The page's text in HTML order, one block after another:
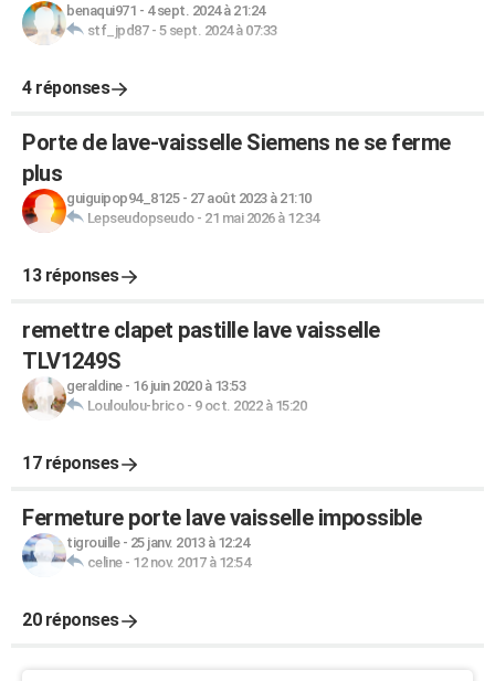
benaqui971 - 4 sept. 2024 à 21:24
stf_jpd87- 5 sept. 2024 à 07:33
4 réponses
Porte de lave-vaisselle Siemens ne se ferme
plus
guiguipop94_8125- 27 août 2023 à 21:10
Lepseudopseudo- 21 mai 2026 à 12:34
13 réponses
remettre clapet pastille lave vaisselle
TLV1249S
geraldine- 16 juin 2020 à 13:53
Louloulou-brico- 9 oct. 2022 à 15:20
17 réponses
Fermeture porte lave vaisselle impossible
tigrouille- 25 janv. 2013 à 12:24
celine- 12 nov. 2017 à 12:54
20 réponses